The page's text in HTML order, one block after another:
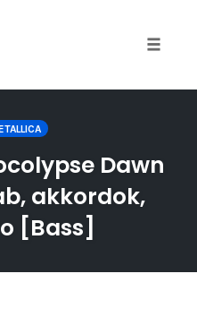
Dawn
akkordok,
[Bass]